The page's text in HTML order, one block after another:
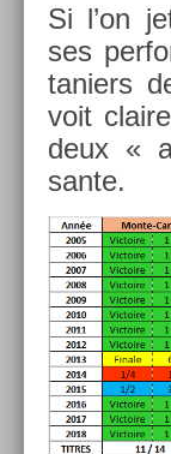
Si l’on
ses
tani­ers
voit
deux «
sante.